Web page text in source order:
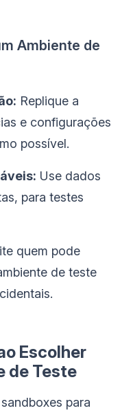
Ambiente de
Replique a
e configurações
possível.
Use dados
para testes
quem pode
de teste
Escolher
de Teste
para